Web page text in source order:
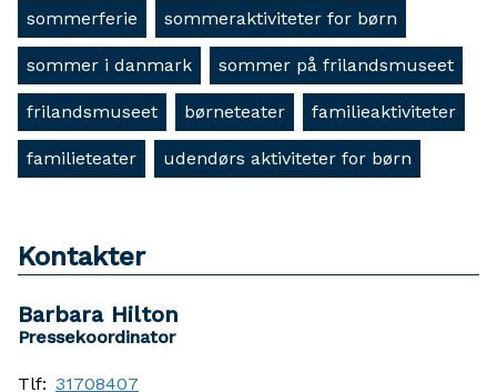
sommerferie sommeraktiviteter for børn
sommer i danmark sommer på frilandsmuseet
frilandsmuseet børneteater familieaktiviteter
familieteater udendørs aktiviteter for børn
Kontakter
Barbara Hilton
Pressekoordinator
Tlf: 31708407